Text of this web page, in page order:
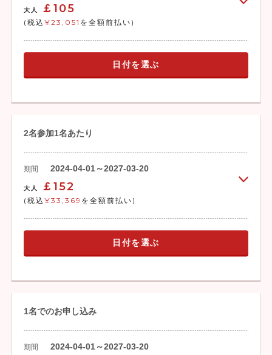
大人 ￡105
(税込 ¥23,051 を全額前払い)
日付を選ぶ
2名参加1名あたり
期間 2024-04-01～2027-03-20
大人 ￡152
(税込 ¥33,369 を全額前払い)
日付を選ぶ
1名でのお申し込み
期間 2024-04-01～2027-03-20